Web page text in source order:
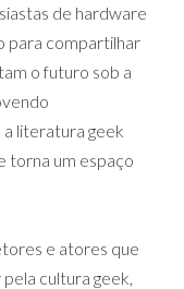
de hardware
para compartilhar
o futuro sob a
literatura geek
torna um espaço
e atores que
cultura geek,